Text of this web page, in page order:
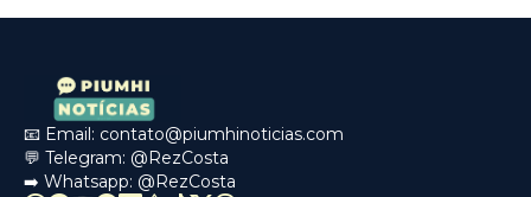
📧 Email: contato@piumhinoticias.com
💬 Telegram: @RezCosta
➡️ Whatsapp: @RezCosta